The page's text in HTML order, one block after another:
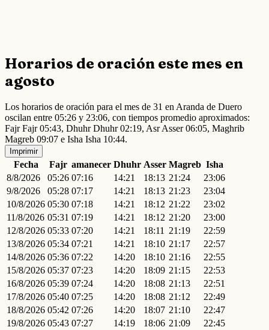
Horarios de oración este mes en
agosto
Los horarios de oración para el mes de 31 en Aranda de Duero
oscilan entre 05:26 y 23:06, con tiempos promedio aproximados:
Fajr Fajr 05:43, Dhuhr Dhuhr 02:19, Asr Asser 06:05, Maghrib
Magreb 09:07 e Isha Isha 10:44.
Imprimir
Fecha Fajr amanecer Dhuhr Asser Magreb Isha
8/8/2026
05:26 07:16 14:21 18:13 21:24
23:06
9/8/2026
05:28 07:17 14:21 18:13 21:23
23:04
10/8/2026 05:30 07:18 14:21 18:12 21:22
23:02
11/8/2026 05:31 07:19 14:21 18:12 21:20
23:00
12/8/2026 05:33 07:20 14:21 18:11 21:19
22:59
13/8/2026 05:34 07:21 14:21 18:10 21:17
22:57
14/8/2026 05:36 07:22 14:20 18:10 21:16
22:55
15/8/2026 05:37 07:23 14:20 18:09 21:15
22:53
16/8/2026 05:39 07:24 14:20 18:08 21:13
22:51
17/8/2026 05:40 07:25 14:20 18:08 21:12
22:49
18/8/2026 05:42 07:26 14:20 18:07 21:10
22:47
19/8/2026 05:43 07:27 14:19 18:06 21:09
22:45